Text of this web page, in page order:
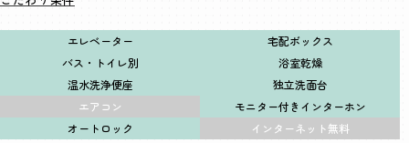
エレベーター
宅配ボックス
バス・トイレ別
浴室乾燥
温水洗浄便座
独立洗面台
エアコン
モニター付きインターホン
オートロック
インターネット無料